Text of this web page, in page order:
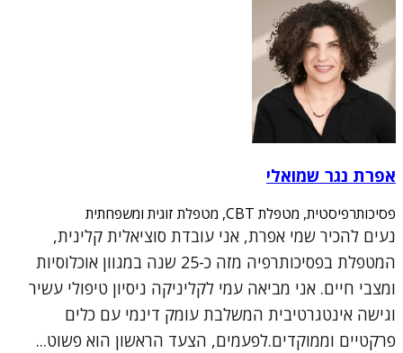
אפרת נגר שמואלי
פסיכותרפיסטית, מטפלת CBT, מטפלת זוגית ומשפחתית
נעים להכיר שמי אפרת, אני עובדת סוציאלית קלינית,
המטפלת בפסיכותרפיה מזה כ-25 שנה במגוון אוכלוסיות
ומצבי חיים. אני מביאה עמי לקליניקה ניסיון טיפולי עשיר
וגישה אינטגרטיבית המשלבת עומק דינמי עם כלים
פרקטיים וממוקדים.לפעמים, הצעד הראשון הוא פשוט...